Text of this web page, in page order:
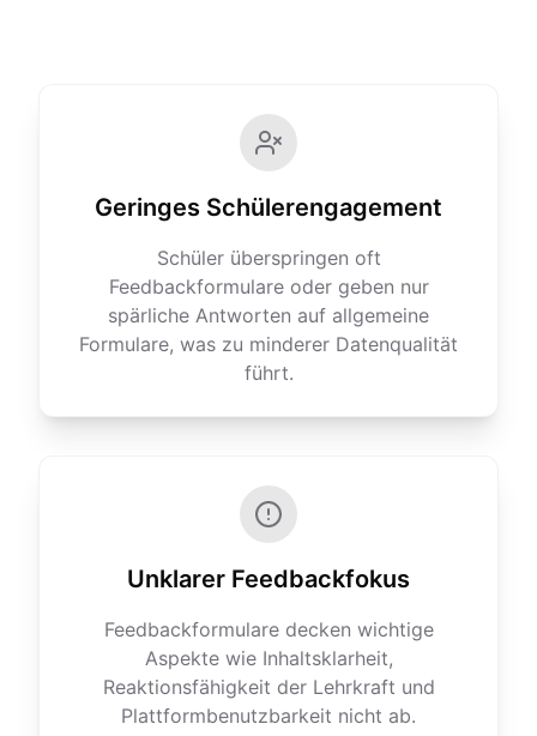
Geringes Schülerengagement
Schüler überspringen oft
Feedbackformulare oder geben nur
spärliche Antworten auf allgemeine
Formulare, was zu minderer Datenqualität
führt.
Unklarer Feedbackfokus
Feedbackformulare decken wichtige
Aspekte wie Inhaltsklarheit,
Reaktionsfähigkeit der Lehrkraft und
Plattformbenutzbarkeit nicht ab.